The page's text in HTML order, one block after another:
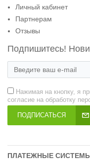
Личный кабинет
Партнерам
Отзывы
Подпишитесь!
Нажимая на кнопку, я
согласие на обработку
ПОДПИСАТЬСЯ
ПЛАТЕЖНЫЕ